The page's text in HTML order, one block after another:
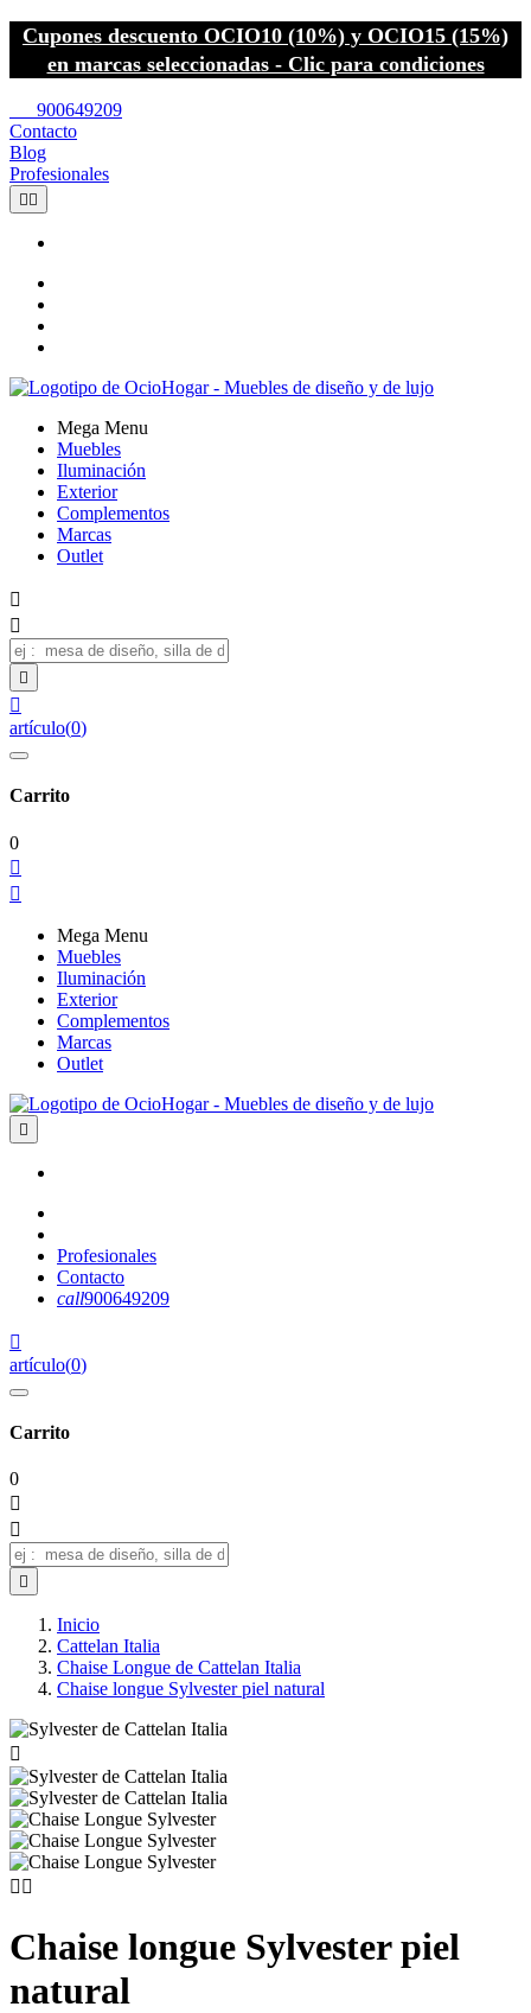
Cupones descuento OCIO10 (10%) y OCIO15 (15%)
en marcas seleccionadas - Clic para condiciones
900649209
Contacto
Blog
Profesionales
 
Mega Menu
Muebles
Iluminación
Exterior
Complementos
Marcas
Outlet




artículo(0)
Carrito
0


Mega Menu
Muebles
Iluminación
Exterior
Complementos
Marcas
Outlet

Profesionales
Contacto
call900649209

artículo(0)
Carrito
0



Inicio
Cattelan Italia
Chaise Longue de Cattelan Italia
Chaise longue Sylvester piel natural

 
Chaise longue Sylvester piel
natural